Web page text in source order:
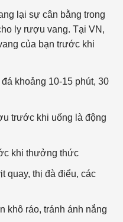
lại sự cân bằng trong
ly rượu vang. Tại VN,
của bạn trước khi
khoảng 10-15 phút, 30
trước khi uống là động
khi thưởng thức
quay, thị đà điểu, các
khô ráo, tránh ánh nắng